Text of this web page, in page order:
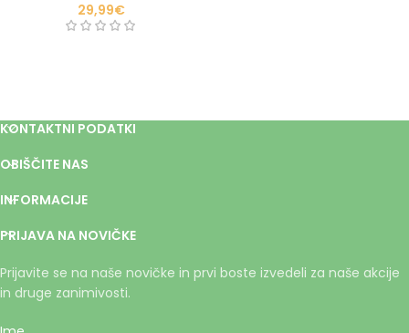
29,99€
KONTAKTNI PODATKI
OBIŠČITE NAS
INFORMACIJE
PRIJAVA NA NOVIČKE
Prijavite se na naše novičke in prvi boste izvedeli za naše akcije
in druge zanimivosti.